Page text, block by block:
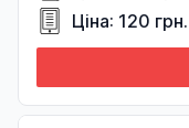
Ціна: 120 грн.